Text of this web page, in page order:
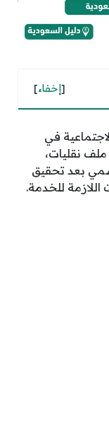
[إخفاء]
في
ملف نقليات،
بعد تحقيق
للخدمة.